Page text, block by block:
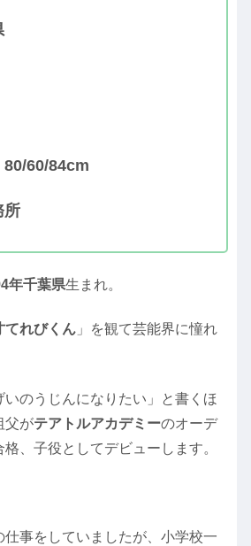
80/60/84cm
所
年千葉県生まれ。
てれびくん 」を観て芸能界に憧れ
のうじんになりたい」と書くほ
父がテアトルアカデミーのオーデ
、子役としてデビューします。
事をしていましたが、小学校一